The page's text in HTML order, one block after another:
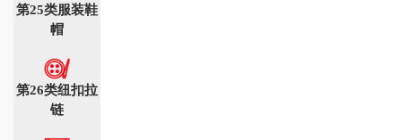
第25类服装鞋
帽
第26类纽扣拉
链